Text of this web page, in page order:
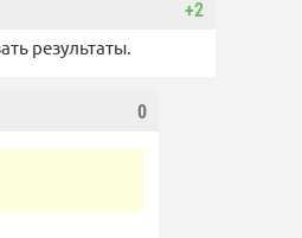
+2
результаты.
0